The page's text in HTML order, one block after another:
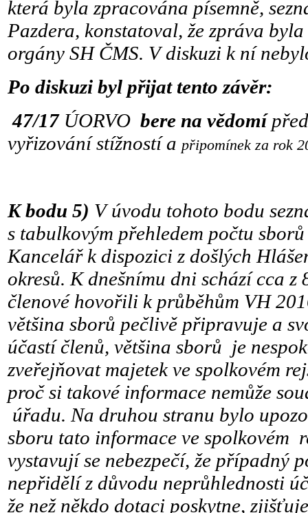
která byla zpracována písemně,
Pazdera, konstatoval, že zpráva
orgány SH ČMS. V diskuzi k ní
Po diskuzi byl přijat tento závěr:
47/17 ÚORVO bere na vědomí
vyřizování stížností a připomínek za rok
K bodu 5) V úvodu tohoto bodu
s tabulkovým přehledem počtu
Kancelář k dispozici z došlých
okresů. K dnešnímu dni schází cca z
členové hovořili k průběhům VH
většina sborů pečlivě připravuje a
účastí členů, většina sborů je
zveřejňovat majetek ve spolkovém
proč si takové informace nemůže
úřadu. Na druhou stranu bylo
sboru tato informace ve spolkovém
vystavují se nebezpečí, že případný
nepřidělí z důvodu neprůhlednosti
že než někdo dotaci poskytne,